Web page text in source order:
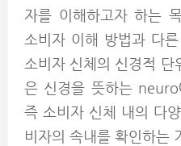
자를 이해하고자 하는
소비자 이해 방법과 다
소비자 신체의 신경적 단
은 신경을 뜻하는
즉 소비자 신체 내의 다
비자의 속내를 확인하는